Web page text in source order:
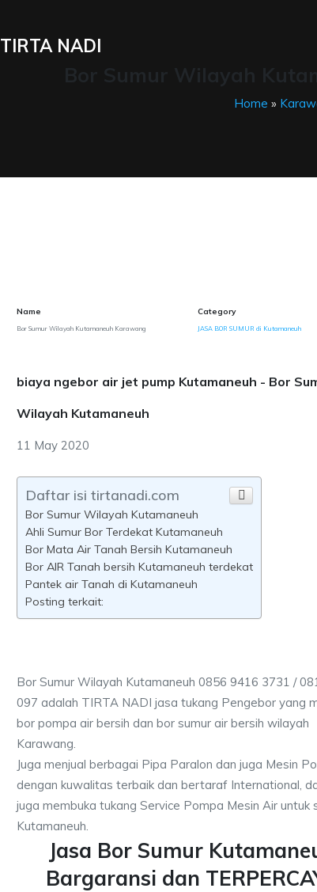
TIRTA NADI
Home »
Name
Bor Sumur Wilayah Kutamaneuh Karawang
Category
JASA BOR SUMUR di Kutamaneuh
biaya ngebor air jet pump Kutamaneuh - Bor
Wilayah Kutamaneuh
11 May 2020
Daftar isi tirtanadi.com
Bor Sumur Wilayah Kutamaneuh
Ahli Sumur Bor Terdekat Kutamaneuh
Bor Mata Air Tanah Bersih Kutamaneuh
Bor AIR Tanah bersih Kutamaneuh terdekat
Pantek air Tanah di Kutamaneuh
Posting terkait:
Bor Sumur Wilayah Kutamaneuh 0856 9416 3731 /
097 adalah TIRTA NADI jasa tukang Pengebor yang
bor pompa air bersih dan bor sumur air bersih wilayah
Karawang.
Juga menjual berbagai Pipa Paralon dan juga Mesin
dengan kuwalitas terbaik dan bertaraf International,
juga membuka tukang Service Pompa Mesin Air untuk
Kutamaneuh.
Jasa Bor Sumur
Bargaransi dan